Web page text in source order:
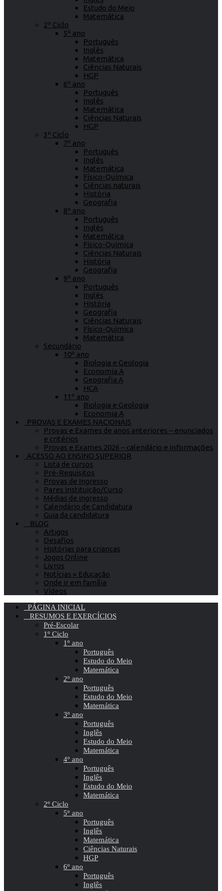
Estudo do Meio
Matemática
2º Ciclo
5º ano
Português
Inglês
Matemática
Ciências Naturais
HGP
6º ano
Português
Inglês
Matemática
Ciências Naturais
HGP
3º Ciclo
7º ano
Português
Inglês
Matemática
Físico-Química
Ciências naturais
História
Geografia
8º ano
Português
Inglês
Matemática
Físico-Química
Ciências Naturais
História
Geografia
9º ano
Português
Inglês
História
Geografia
Ciências Naturais
Físico-Química
Matemática
Secundário
10º ano
Biologia e Geologia
Economia A
Geografia A
HCA
11º ano
Biologia e Geologia
Economia A
PROVAS E EXAMES NACIONAIS
Provas e Exames de anos anteriores – enunciados
e critérios
Provas e Exames 2026 – calendário e informações
ACESSO AO ENSINO SUPERIOR
Lista de cursos
Pré-Requisitos
Provas de Ingresso
Pares Instituição/Curso
Médias de Ingresso
Calendário de Candidatura
Guia da candidatura
BLOG
Artigos
Desafios
Histórias para crianças
Jogos Online
Livros
Notícias » Educação
Onde ir em família
Vídeos
PÁGINA INICIAL
RESUMOS E EXERCÍCIOS
Pré-Escolar
1º Ciclo
1º ano
Português
Estudo do Meio
Matemática
2º ano
Português
Estudo do Meio
Matemática
3º ano
Português
Inglês
Estudo do Meio
Matemática
4º ano
Português
Inglês
Estudo do Meio
Matemática
2º Ciclo
5º ano
Português
Inglês
Matemática
Ciências Naturais
HGP
6º ano
Português
Inglês